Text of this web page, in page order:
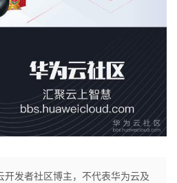
开发者社区博主，不代表华为云及